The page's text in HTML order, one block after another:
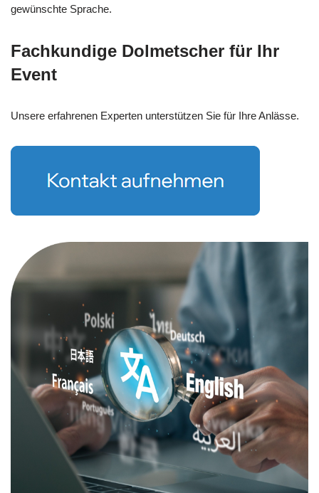
gewünschte Sprache.
Fachkundige Dolmetscher für Ihr
Event
Unsere erfahrenen Experten unterstützen Sie für Ihre Anlässe.